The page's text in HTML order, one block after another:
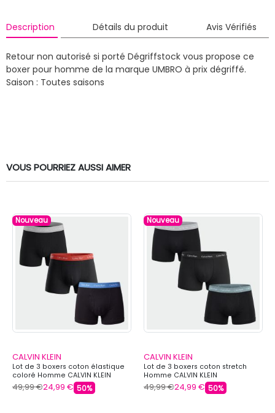
Description Détails du produit Avis Vérifiés
Retour non autorisé si porté Dégriffstock vous propose ce
boxer pour homme de la marque UMBRO à prix dégriffé.
Saison : Toutes saisons
VOUS POURRIEZ AUSSI AIMER
Nouveau
CALVIN KLEIN
Lot de 3 boxers coton élastique
coloré Homme CALVIN KLEIN
49,99 €24,99 € 50%
Nouveau
CALVIN KLEIN
Lot de 3 boxers coton stretch
Homme CALVIN KLEIN
49,99 €24,99 € 50%